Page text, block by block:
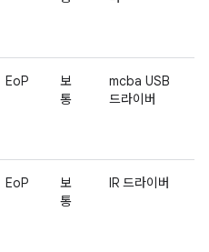
EoP
보
통
mcba USB
드라이버
EoP
보
통
IR 드라이버